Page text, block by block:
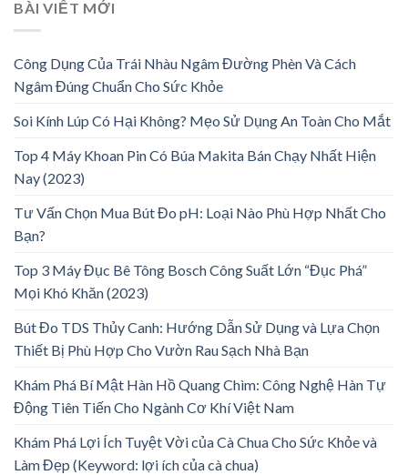
BÀI VIẾT MỚI
Công Dụng Của Trái Nhàu Ngâm Đường Phèn Và Cách
Ngâm Đúng Chuẩn Cho Sức Khỏe
Soi Kính Lúp Có Hại Không? Mẹo Sử Dụng An Toàn Cho Mắt
Top 4 Máy Khoan Pin Có Búa Makita Bán Chạy Nhất Hiện
Nay (2023)
Tư Vấn Chọn Mua Bút Đo pH: Loại Nào Phù Hợp Nhất Cho
Bạn?
Top 3 Máy Đục Bê Tông Bosch Công Suất Lớn “Đục Phá”
Mọi Khó Khăn (2023)
Bút Đo TDS Thủy Canh: Hướng Dẫn Sử Dụng và Lựa Chọn
Thiết Bị Phù Hợp Cho Vườn Rau Sạch Nhà Bạn
Khám Phá Bí Mật Hàn Hồ Quang Chìm: Công Nghệ Hàn Tự
Động Tiên Tiến Cho Ngành Cơ Khí Việt Nam
Khám Phá Lợi Ích Tuyệt Vời của Cà Chua Cho Sức Khỏe và
Làm Đẹp (Keyword: lợi ích của cà chua)